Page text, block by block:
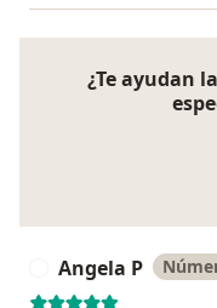
¿Te ayudan
Angela P